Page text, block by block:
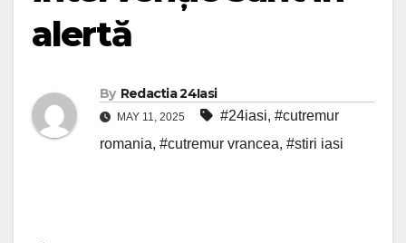
alertă
By Redactia 24Iasi
MAY 11, 2025 #24iasi, #cutremur
romania, #cutremur vrancea, #stiri iasi